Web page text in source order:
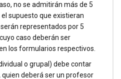
no se admitirán más de 5
supuesto que existieran
representados por 5
caso deberán ser
los formularios respectivos.
o grupal) debe contar
deberá ser un profesor